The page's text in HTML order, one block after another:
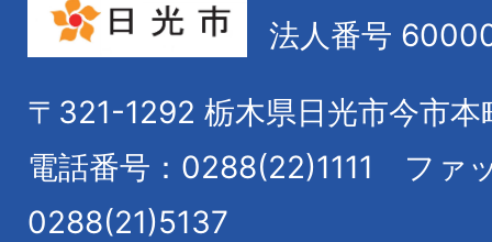
法人番号
〒321-1292 栃木県日光市今市本
電話番号：0288(22)1111
ファ
0288(21)5137